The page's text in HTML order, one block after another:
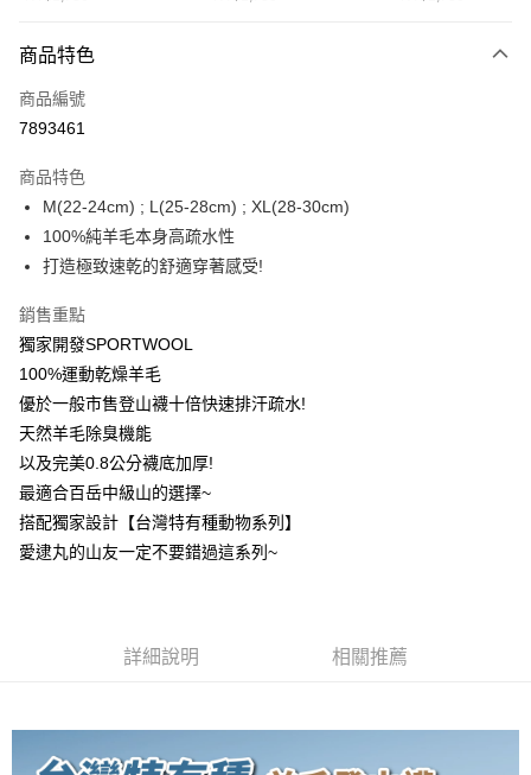
台灣樂天信用卡公司
玉山商業銀行
台灣樂天信用卡公司
元大商業銀行
台新國際商業銀行
台灣樂天信用卡公司
華泰商業銀行
遠東國際商業銀行
永豐商業銀行
星展（台灣）商業銀行
悠遊付
大哥付你分期
相關說明
1.本服務由台灣大哥大提供，台灣大哥大用戶可立即使用無須另外申請。
2.付款方式選擇「大哥付你分期」，訂單成立後會自動跳轉到大哥付的交易
成交易。
3.實際核准額度、可分期數及費用金額請依後續交易確認頁面所載為準。
消。如遇「轉專審核」未通過狀況，表示未達大哥付你分期系統評分，恕無
【繳款方式說明】
1.分期款項不併入電信帳單，「大哥付你分期」於每月結算日後寄送繳費提
醒簡訊。
2.透過簡訊連結打開帳單後，可選擇「超商條碼／台灣大直營門市／銀行轉
帳／街口支付／iPASS MONEY」等通路繳費。
1.本服務係由「台灣大哥大股份有限公司」（以下簡稱本公司）所提供，讓
用戶於交易時，得透過本服務購買商品或服務，並由商店將買賣／分期付款
買賣價金債權讓與本公司後，依約使用本公司帳單繳交帳款。
2.基於同意付款使用「大哥付你分期」之契約關係目的，商店將以您的個人
AFTEE先享後付
相關說明
【關於「AFTEE先享後付」】
便利好安心！
２．便利：只要手機號碼，簡訊認證，即可結帳。
３．安心：先確認商品／服務後，再付款。
【「AFTEE先享後付」結帳流程】
１．於結帳方式選擇「AFTEE先享後付」後，將跳轉至「AFTEE先享後付」
結帳頁面，進行簡訊認證並確認金額後，即可完成結帳。
２．訂單成立數日內，您將收到繳費通知簡訊。
３．收到繳費通知簡訊後14天內，點擊此簡訊中的連結，可透過四大超商／
ATM／網路銀行／等多元方式進行付款，方視為交易完成。
購買商品的店家。未經商家同意取消之訂單仍視為有效，需透過AFTEE先享
後付繳納相關費用。
https://aftee.tw/terms/#terms3
ATM付款
運送方式
全家取貨付款
每筆NT$100，滿NT$1,000(含以上)免運費
付款後全家取貨
每筆NT$100，滿NT$1,000(含以上)免運費
7-11取貨付款
每筆NT$100，滿NT$1,000(含以上)免運費
順豐 查看運費
商品特色
商品編號
7893461
商品特色
M(22-24cm) ; L(25-28cm) ; XL(28-30cm)
100%純羊毛本身高疏水性
打造極致速乾的舒適穿著感受!
銷售重點
獨家開發SPORTWOOL
100%運動乾燥羊毛
優於一般市售登山襪十倍快速排汗疏水!
天然羊毛除臭機能
以及完美0.8公分襪底加厚!
最適合百岳中級山的選擇~
搭配獨家設計【台灣特有種動物系列】
愛逮丸的山友一定不要錯過這系列~
詳細說明 相關推薦